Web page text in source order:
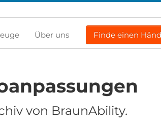
Über uns Finde einen
von BraunAbility.